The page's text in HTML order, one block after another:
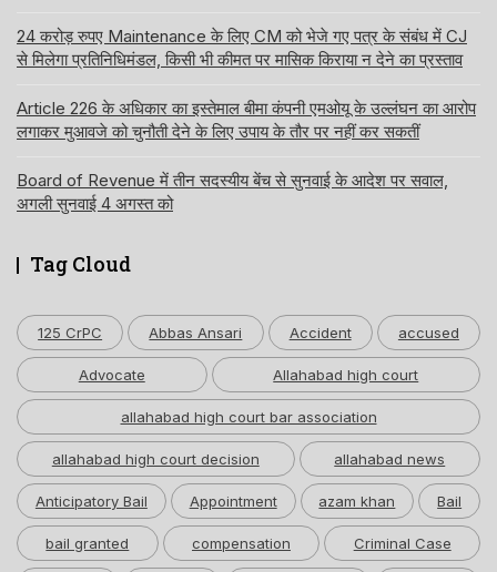
24 करोड़ रुपए Maintenance के लिए CM को भेजे गए पत्र के संबंध में CJ
से मिलेगा प्रतिनिधिमंडल, किसी भी कीमत पर मासिक किराया न देने का प्रस्ताव
Article 226 के अधिकार का इस्तेमाल बीमा कंपनी एमओयू के उल्लंघन का आरोप
लगाकर मुआवजे को चुनौती देने के लिए उपाय के तौर पर नहीं कर सकतीं
Board of Revenue में तीन सदस्यीय बेंच से सुनवाई के आदेश पर सवाल,
अगली सुनवाई 4 अगस्त को
Tag Cloud
125 CrPC Abbas Ansari Accident accused
Advocate Allahabad high court
allahabad high court bar association
allahabad high court decision allahabad news
Anticipatory Bail Appointment azam khan Bail
bail granted compensation Criminal Case